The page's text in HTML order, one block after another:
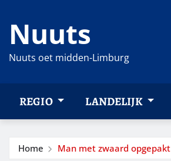
naar
inhoud
Nuuts
Nuuts oet midden-Limburg
REGIO LANDELIJK
Home Man met zwaard opgepakt